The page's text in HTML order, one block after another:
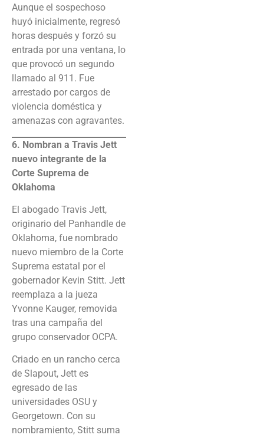
Aunque el sospechoso
huyó inicialmente, regresó
horas después y forzó su
entrada por una ventana, lo
que provocó un segundo
llamado al 911. Fue
arrestado por cargos de
violencia doméstica y
amenazas con agravantes.
6. Nombran a Travis Jett
nuevo integrante de la
Corte Suprema de
Oklahoma
El abogado Travis Jett,
originario del Panhandle de
Oklahoma, fue nombrado
nuevo miembro de la Corte
Suprema estatal por el
gobernador Kevin Stitt. Jett
reemplaza a la jueza
Yvonne Kauger, removida
tras una campaña del
grupo conservador OCPA.
Criado en un rancho cerca
de Slapout, Jett es
egresado de las
universidades OSU y
Georgetown. Con su
nombramiento, Stitt suma